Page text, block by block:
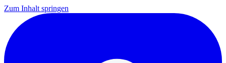
Zum Inhalt springen